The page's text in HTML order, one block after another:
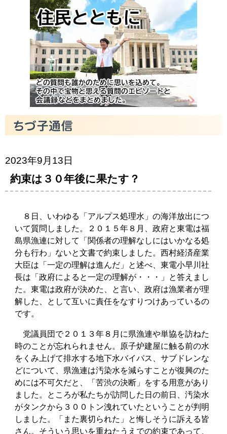
2023年9月13日
約束は３０年後に果たす？
８日、いわゆる「アルプス処理水」の海洋放出につ
いて質問しました。２０１５年８月、政府と東電は福
島県漁連に対して「関係者の理解なしにはいかなる処
分も行わ」ないと文書で約束しました。西村経済産業
大臣は「一定の理解は進んだ」と述べ、東電小早川社
長は「政府によると一定の理解が・・・」と答えまし
た。東電は政府が決めた、と言い、政府は漁業者が理
解した、として互いに責任をなすりつけあっているの
です。
党議員団で２０１３年８月に県漁連や単協を訪ねた
時のことが忘れられません。原子炉建屋に触る前の水
をくみ上げて排水する地下水バイパス、サブドレンな
どについて、県漁連は汚染水を減らすことが復興のた
めには不可欠だと、「苦渋の決断」をする用意があり
ました。ところが私たちが訪問した日の前日、汚染水
がタンクから３００トン洩れていたということが判明
しました。「また裏切られた」と悔しそうに訴える皆
さん。そういう思いを重ねたうえでの約束であって、